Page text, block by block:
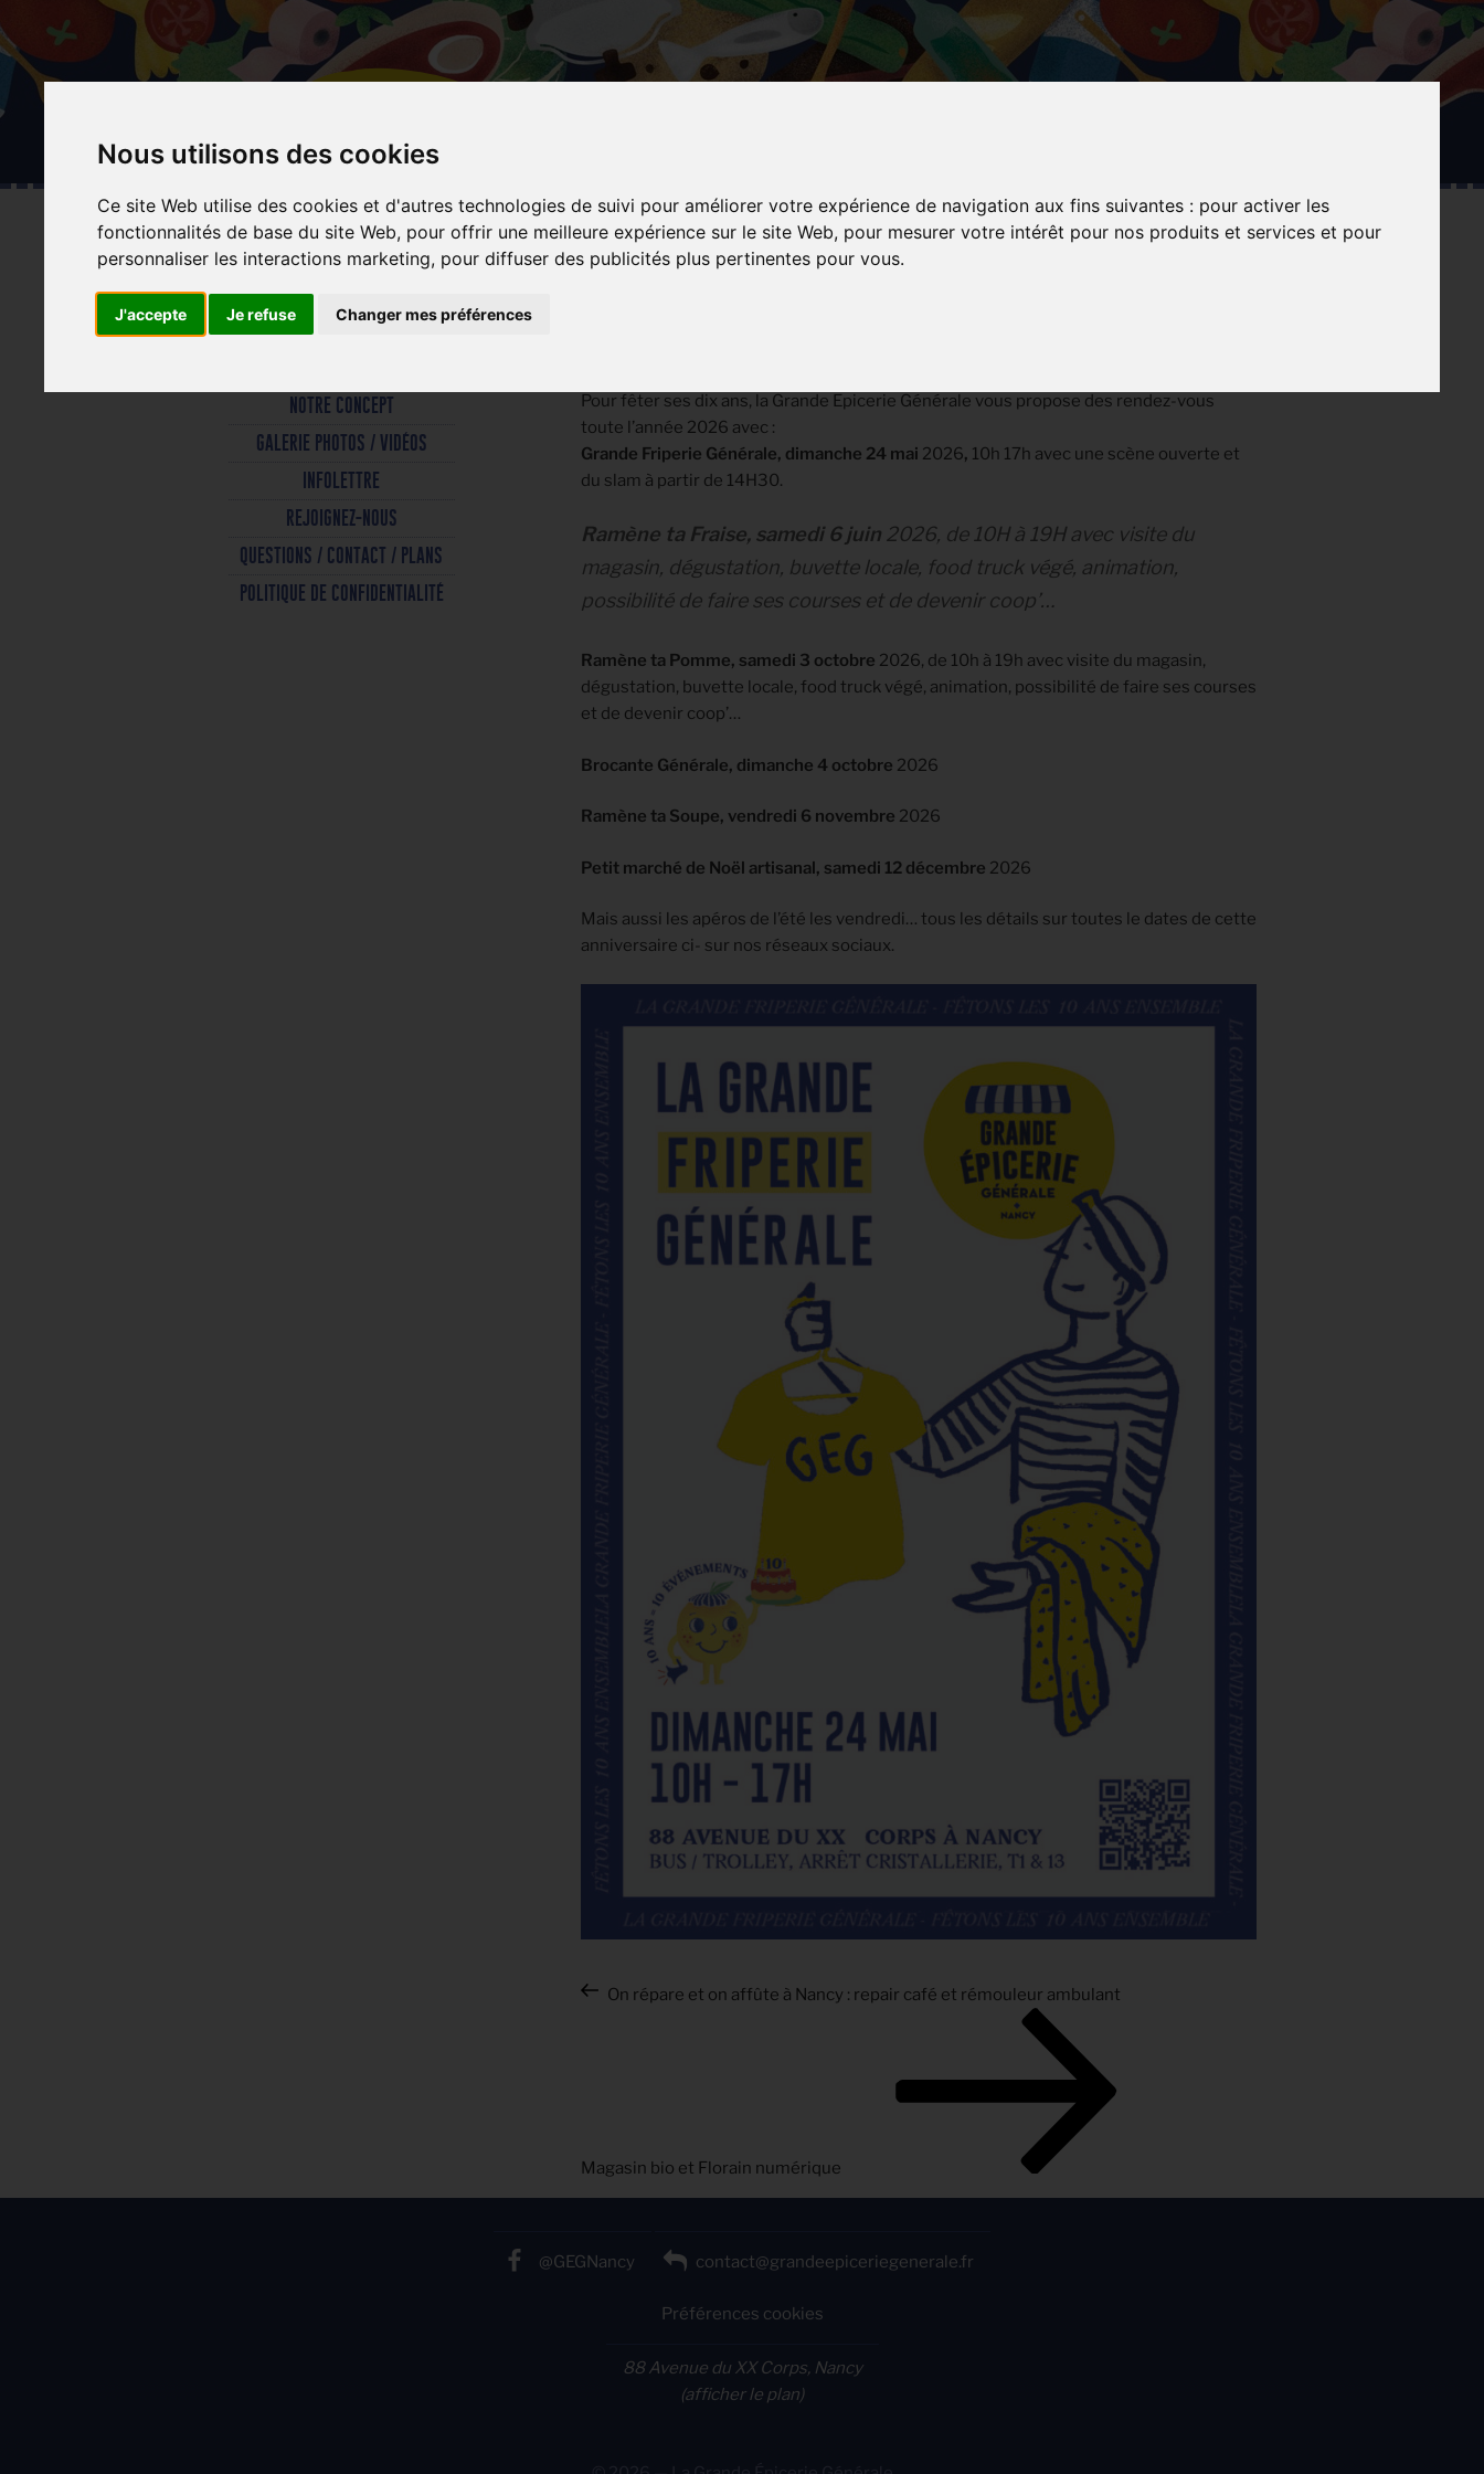
Nous utilisons des cookies
Ce site Web utilise des cookies et d'autres technologies de suivi pour améliorer votre expérience de navigation aux fins suivantes : pour activer les
fonctionnalités de base du site Web, pour offrir une meilleure expérience sur le site Web, pour mesurer votre intérêt pour nos produits et services et pour
personnaliser les interactions marketing, pour diffuser des publicités plus pertinentes pour vous.
J'accepte Je refuse Changer mes préférences
Aller
au
contenu
principal
NOTRE CONCEPT
GALERIE PHOTOS / VIDÉOS
INFOLETTRE
REJOIGNEZ-NOUS
QUESTIONS / CONTACT / PLANS
POLITIQUE DE CONFIDENTIALITÉ
DIX ANS, DIX
Pour fêter ses dix ans, la Grande Epicerie Générale vous propose des rendez-vous
toute l’année 2026 avec :
Grande Friperie Générale, dimanche 24 mai 2026, 10h 17h avec une scène ouverte et
du slam à partir de 14H30.
Ramène ta Fraise, samedi 6 juin 2026, de 10H à 19H avec visite du
magasin, dégustation, buvette locale, food truck végé, animation,
possibilité de faire ses courses et de devenir coop’…
Ramène ta Pomme, samedi 3 octobre 2026, de 10h à 19h avec visite du magasin,
dégustation, buvette locale, food truck végé, animation, possibilité de faire ses courses
et de devenir coop’…
Brocante Générale, dimanche 4 octobre 2026
Ramène ta Soupe, vendredi 6 novembre 2026
Petit marché de Noël artisanal, samedi 12 décembre 2026
Mais aussi les apéros de l’été les vendredi… tous les détails sur toutes le dates de cette
anniversaire ci- sur nos réseaux sociaux.
NAVIGATION
DE
L’ARTICLE
On répare et on affûte à Nancy : repair café et rémouleur ambulant
Magasin bio et Florain numérique
@GEGNancy contact@grandeepiceriegenerale.fr
Préférences cookies
88 Avenue du XX Corps, Nancy
(afficher le plan)